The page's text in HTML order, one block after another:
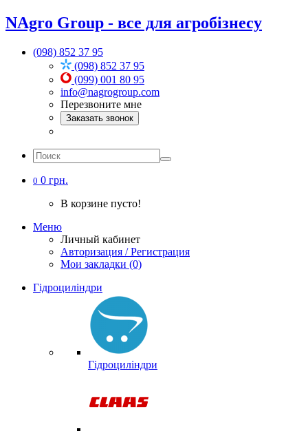
NAgro Group - все для агробізнесу
(098) 852 37 95
(098) 852 37 95
(099) 001 80 95
info@nagrogroup.com
Перезвоните мне
Заказать звонок
0 0 грн.
В корзине пусто!
Меню
Личный кабинет
Авторизация / Регистрация
Мои закладки (0)
Гідроциліндри
Гідроциліндри